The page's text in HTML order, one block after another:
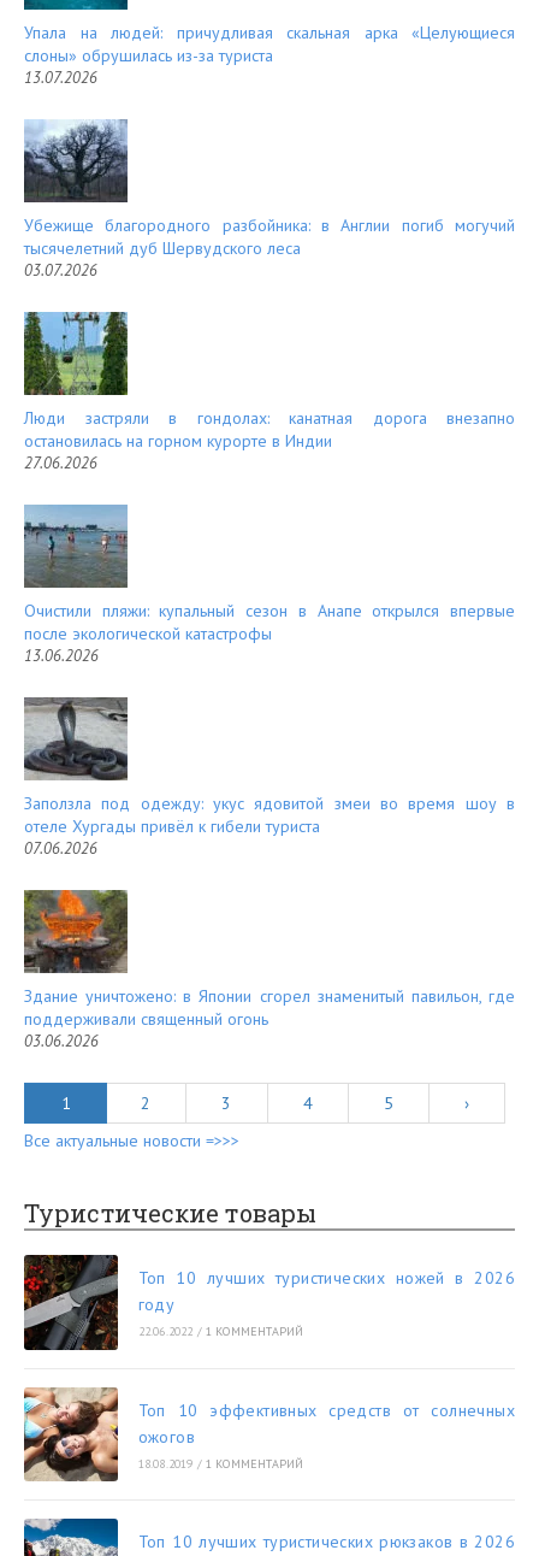
Упала на людей: причудливая скальная арка «Целующиеся
слоны» обрушилась из-за туриста
13.07.2026
Убежище благородного разбойника: в Англии погиб могучий
тысячелетний дуб Шервудского леса
03.07.2026
Люди застряли в гондолах: канатная дорога внезапно
остановилась на горном курорте в Индии
27.06.2026
Очистили пляжи: купальный сезон в Анапе открылся впервые
после экологической катастрофы
13.06.2026
Заползла под одежду: укус ядовитой змеи во время шоу в
отеле Хургады привёл к гибели туриста
07.06.2026
Здание уничтожено: в Японии сгорел знаменитый павильон, где
поддерживали священный огонь
03.06.2026
1 2 3 4 5
›
Все актуальные новости =>>>
Туристические товары
Топ 10 лучших туристических ножей в 2026
году
22.06.2022 / 1 КОММЕНТАРИЙ
Топ 10 эффективных средств от солнечных
ожогов
18.08.2019 / 1 КОММЕНТАРИЙ
Топ 10 лучших туристических рюкзаков в 2026